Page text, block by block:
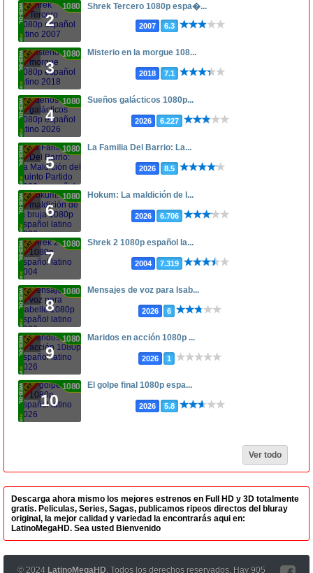
2
1080p Shrek Tercero 1080p espa�...
2007 6.3
3
1080p Misterio en la morgue 108...
2018 7.1
4
1080p Sueños galácticos 1080p...
2026 6.227
5
1080p La Familia Del Barrio: La...
2026 8.5
6
1080p Hokum: La maldición de l...
2026 6.706
7
1080p Shrek 2 1080p español la...
2004 7.319
8
1080p Mensajes de voz para Isab...
2026 6
9
1080p Maridos en acción 1080p ...
2026 1
10
1080p El golpe final 1080p espa...
2026 5.8
Ver todo
Descarga ahora mismo los mejores estrenos en Full HD y 3D totalmente
gratis. Peliculas, Series, Sagas, publicamos ripeos directos del bluray
original, la mejor calidad y variedad la encontrarás aqui en:
LatinoMegaHD. Sea usted Bienvenido
© 2024 LatinoMegaHD , Todos los derechos reservados. Hay 905